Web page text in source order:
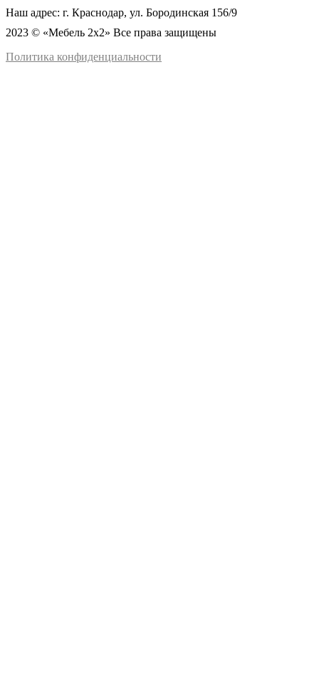
Наш адрес: г. Краснодар, ул. Бородинская 156/9
2023 © «Мебель 2x2» Все права защищены
Политика конфиденциальности